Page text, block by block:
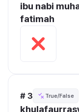
ibu nabi
fatimah
# 3 True/False